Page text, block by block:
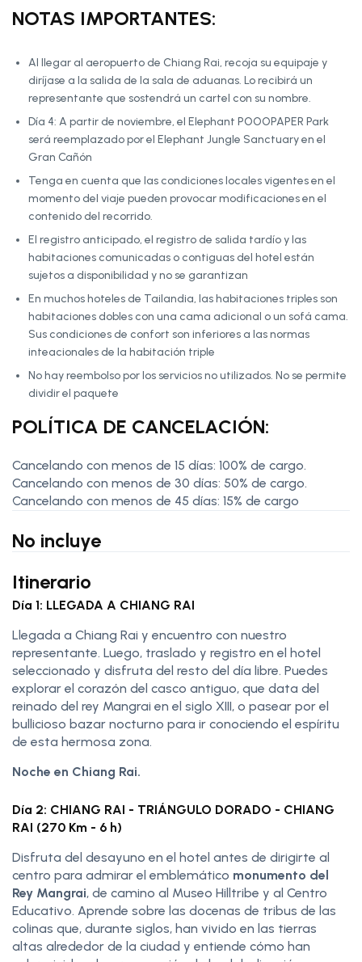
NOTAS IMPORTANTES:
Al llegar al aeropuerto de Chiang Rai, recoja su equipaje y
diríjase a la salida de la sala de aduanas. Lo recibirá un
representante que sostendrá un cartel con su nombre.
Día 4: A partir de noviembre, el Elephant POOOPAPER Park
será reemplazado por el Elephant Jungle Sanctuary en el
Gran Cañón
Tenga en cuenta que las condiciones locales vigentes en el
momento del viaje pueden provocar modificaciones en el
contenido del recorrido.
El registro anticipado, el registro de salida tardío y las
habitaciones comunicadas o contiguas del hotel están
sujetos a disponibilidad y no se garantizan
En muchos hoteles de Tailandia, las habitaciones triples son
habitaciones dobles con una cama adicional o un sofá cama.
Sus condiciones de confort son inferiores a las normas
inteacionales de la habitación triple
No hay reembolso por los servicios no utilizados. No se permite
dividir el paquete
POLÍTICA DE CANCELACIÓN:
Cancelando con menos de 15 días: 100% de cargo.
Cancelando con menos de 30 días: 50% de cargo.
Cancelando con menos de 45 días: 15% de cargo
No incluye
Itinerario
Día 1: LLEGADA A CHIANG RAI
Llegada a Chiang Rai y encuentro con nuestro
representante. Luego, traslado y registro en el hotel
seleccionado y disfruta del resto del día libre. Puedes
explorar el corazón del casco antiguo, que data del
reinado del rey Mangrai en el siglo XIII, o pasear por el
bullicioso bazar nocturno para ir conociendo el espíritu
de esta hermosa zona.
Noche en Chiang Rai.
Día 2: CHIANG RAI - TRIÁNGULO DORADO - CHIANG
RAI (270 Km - 6 h)
Disfruta del desayuno en el hotel antes de dirigirte al
centro para admirar el emblemático monumento del
Rey Mangrai, de camino al Museo Hilltribe y al Centro
Educativo. Aprende sobre las docenas de tribus de las
colinas que, durante siglos, han vivido en las tierras
altas alrededor de la ciudad y entiende cómo han